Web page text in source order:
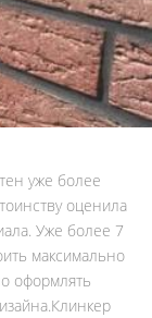
уже более
оценила
Уже более 7
максимально
оформлять